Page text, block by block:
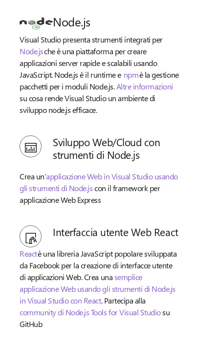
Node.js
Visual Studio presenta strumenti integrati per
Node.jsche è una piattaforma per creare
applicazioni server rapide e scalabili usando
JavaScript. Node.js è il runtime e npmè la gestione
pacchetti per i moduli Node.js.Altre informazioni
su cosa rende Visual Studio un ambiente di
sviluppo node.js efficace.
Sviluppo Web/Cloud con
strumenti di Node.js
Crea un’applicazione Web in Visual Studio usando
gli strumenti di Node.jscon il framework per
applicazione Web Express
Interfaccia utente Web React
Reactè una libreria JavaScript popolare sviluppata
da Facebook per la creazione di interfacce utente
di applicazioni Web. Crea unasemplice
applicazione Web usando gli strumenti di Node.js
in Visual Studio con React. Partecipa alla
community di Node.js Tools for Visual Studiosu
GitHub